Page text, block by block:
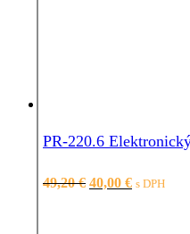
PR-220.6
49,20€ Pôvodná
40,00 €Aktuálna
s DPH